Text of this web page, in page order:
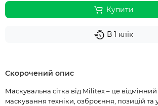
Купити
В 1 клік
Скорочений опис
Маскувальна сітка від Militex – це
маскування техніки, озброєння, позицій та